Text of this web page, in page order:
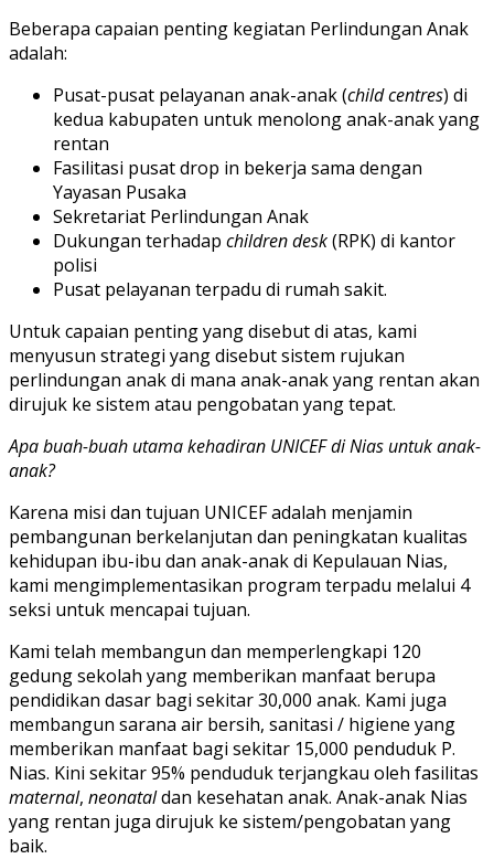
Beberapa capaian penting kegiatan Perlindungan Anak
adalah:
Pusat-pusat pelayanan anak-anak (child centres) di
kedua kabupaten untuk menolong anak-anak yang
rentan
Fasilitasi pusat drop in bekerja sama dengan
Yayasan Pusaka
Sekretariat Perlindungan Anak
Dukungan terhadap children desk(RPK) di kantor
polisi
Pusat pelayanan terpadu di rumah sakit.
Untuk capaian penting yang disebut di atas, kami
menyusun strategi yang disebut sistem rujukan
perlindungan anak di mana anak-anak yang rentan akan
dirujuk ke sistem atau pengobatan yang tepat.
Apa buah-buah utama kehadiran UNICEF di Nias untuk anak-
anak?
Karena misi dan tujuan UNICEF adalah menjamin
pembangunan berkelanjutan dan peningkatan kualitas
kehidupan ibu-ibu dan anak-anak di Kepulauan Nias,
kami mengimplementasikan program terpadu melalui 4
seksi untuk mencapai tujuan.
Kami telah membangun dan memperlengkapi 120
gedung sekolah yang memberikan manfaat berupa
pendidikan dasar bagi sekitar 30,000 anak. Kami juga
membangun sarana air bersih, sanitasi / higiene yang
memberikan manfaat bagi sekitar 15,000 penduduk P.
Nias. Kini sekitar 95% penduduk terjangkau oleh fasilitas
maternal, neonataldan kesehatan anak. Anak-anak Nias
yang rentan juga dirujuk ke sistem/pengobatan yang
baik.